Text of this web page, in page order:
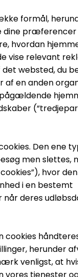
formål,
dine præferencer
hvordan
vise relevant
websted, du
af en anden
Den ene
men slettes,
hvor
i en bestemt
når deres
cookies
herunder
venligst, at